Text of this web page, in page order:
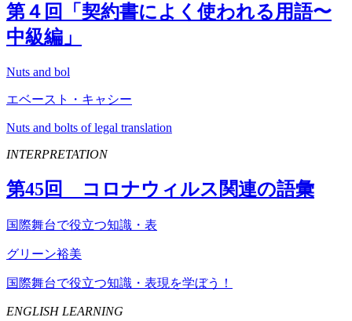
第４回「契約書によく使われる用語〜
中級編」
Nuts and bol
エベースト・キャシー
Nuts and bolts of legal translation
INTERPRETATION
第45回 コロナウィルス関連の語彙
国際舞台で役立つ知識・表
グリーン裕美
国際舞台で役立つ知識・表現を学ぼう！
ENGLISH LEARNING